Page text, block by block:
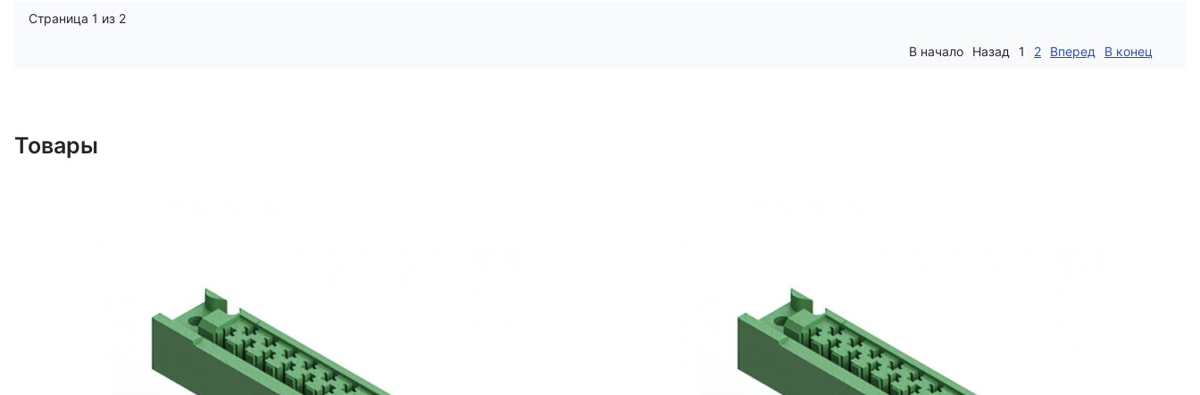
Страница 1 из 2
В начало Назад 1 2 Вперед В конец
Товары